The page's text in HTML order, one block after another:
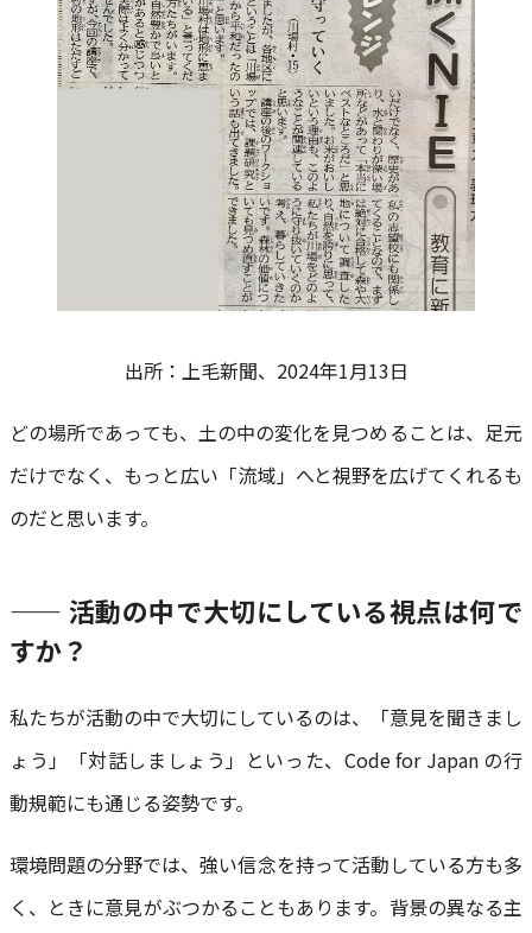
出所：上毛新聞、2024年1月13日
どの場所であっても、土の中の変化を見つめることは、足元
だけでなく、もっと広い「流域」へと視野を広げてくれるも
のだと思います。
—— 活動の中で大切にしている視点は何で
すか？
私たちが活動の中で大切にしているのは、「意見を聞きまし
ょう」「対話しましょう」といった、Code for Japan の行
動規範にも通じる姿勢です。
環境問題の分野では、強い信念を持って活動している方も多
く、ときに意見がぶつかることもあります。背景の異なる主